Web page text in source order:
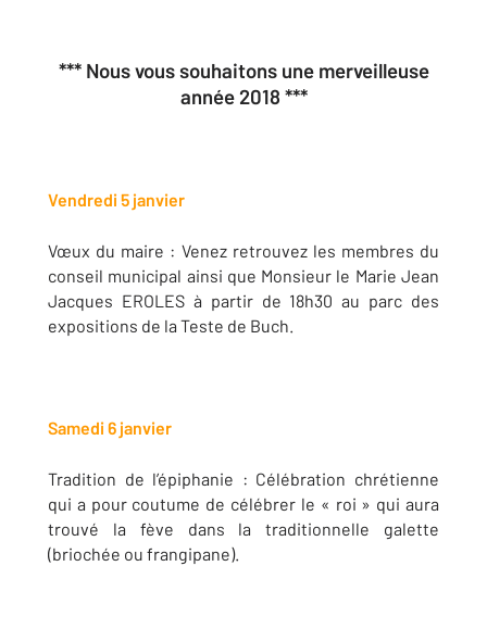
*** Nous vous souhaitons une merveilleuse
année 2018 ***
Vendredi 5 janvier
Vœux du maire : Venez retrouvez les membres du
conseil municipal ainsi que Monsieur le Marie Jean
Jacques EROLES à partir de 18h30 au parc des
expositions de la Teste de Buch.
Samedi 6 janvier
Tradition de l’épiphanie : Célébration chrétienne
qui a pour coutume de célébrer le « roi » qui aura
trouvé la fève dans la traditionnelle galette
(briochée ou frangipane).